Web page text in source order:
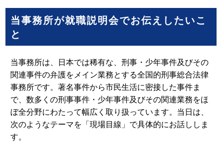
当事務所が就職説明会でお伝えしたいこ
と
当事務所は、日本では稀有な、刑事・少年事件及びその
関連事件の弁護をメイン業務とする全国的刑事総合法律
事務所です。著名事件から市民生活に密接した事件ま
で、数多くの刑事事件・少年事件及びその関連業務をほ
ぼ全分野にわたって幅広く取り扱っています。当日は、
次のようなテーマを「現場目線」で具体的にお話ししま
す。